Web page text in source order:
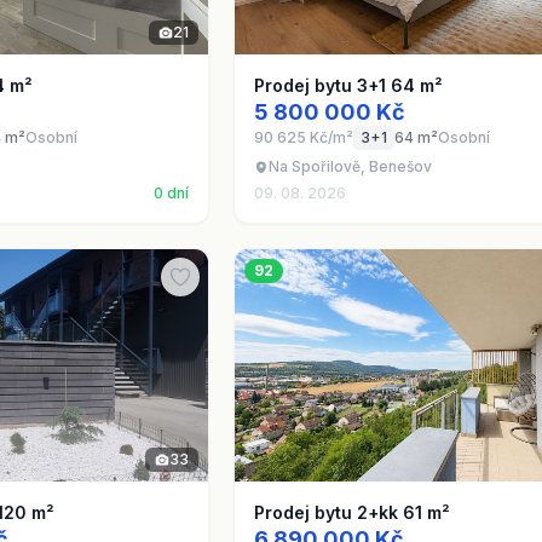
21
m²
m²Osobní
0 dní
Prodej bytu 3+1 64 m²
5 800 000 Kč
90 625 Kč/m² 3+1 64 m²Osobní
Na Spořilově, Benešov
09. 08. 2026
33
m²
92
Prodej bytu 2+kk 61 m²